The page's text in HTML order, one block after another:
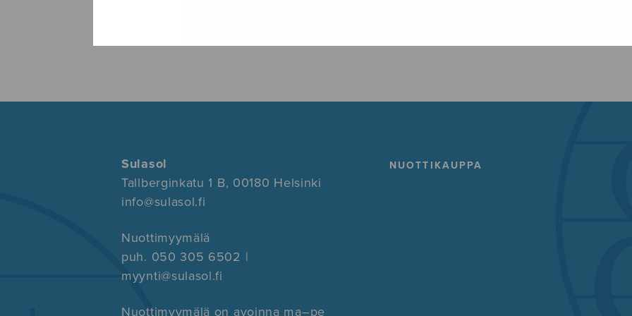
Sulasol
Tallberginkatu 1 B, 00180 Helsinki
info@sulasol.fi
Nuottimyymälä
puh. 050 305 6502 |
myynti@sulasol.fi
Nuottimyymälä on avoinna ma–pe
NUOTTIKAUPPA